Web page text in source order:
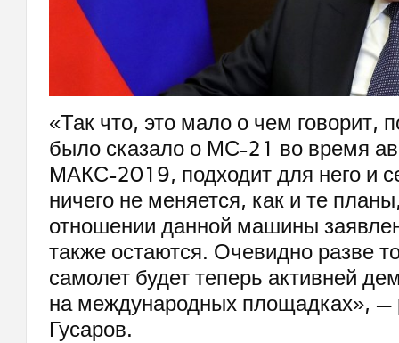
«Так что, это мало о чем говорит,
было сказало о МС-21 во время
МАКС-2019, подходит для него и
ничего не меняется, как и те
отношении данной машины
также остаются. Очевидно разве
самолет будет теперь активней
на международных площадках», —
Гусаров.